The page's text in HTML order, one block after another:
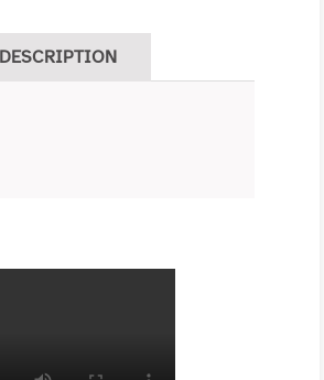
DESCRIPTION